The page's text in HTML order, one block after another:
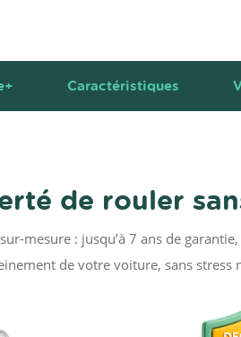
Caractéristiques
de rouler
mesure : jusqu’à 7 ans de
de votre voiture, sans